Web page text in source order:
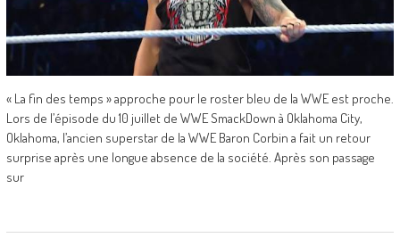
« La fin des temps » approche pour le roster bleu de la WWE est proche.
Lors de l’épisode du 10 juillet de WWE SmackDown à Oklahoma City,
Oklahoma, l’ancien superstar de la WWE Baron Corbin a fait un retour
surprise après une longue absence de la société. Après son passage
sur